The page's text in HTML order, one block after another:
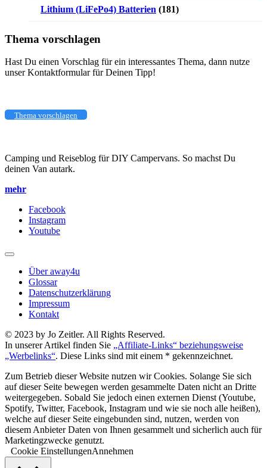
Lithium (LiFePo4) Batterien (181)
Thema vorschlagen
Hast Du einen Vorschlag für ein interessantes Thema, dann nutze
unser Kontaktformular für Deinen Tipp!
Thema vorschlagen
Camping und Reiseblog für DIY Campervans. So machst Du
deinen Van autark.
mehr
Facebook
Instagram
Youtube
Über away4u
Glossar
Datenschutzerklärung
Impressum
Kontakt
© 2023 by Jo Zeitler. All Rights Reserved.
In unserer Artikel finden Sie „Affiliate-Links“ beziehungsweise
„Werbelinks“. Diese Links sind mit einem * gekennzeichnet.
Zum Betrieb dieser Website nutzen wir Cookies. Solange Sie sich
auf dieser Seite bewegen werden gesammelte Daten nicht an Dritte
weitergegeben. Sobald Sie jedoch einen externen Dienst (Youtube,
Spotify, Twitter, Facebook, Instagram und wie sie noch alle heißen),
welche auf dieser Seite eingebunden sind, nutzen, werden von
diesem Anbieter Daten von Ihnen gesammelt und sicherlich auch für
Marketingzwecke genutzt.
Cookie EinstellungenAnnehmen